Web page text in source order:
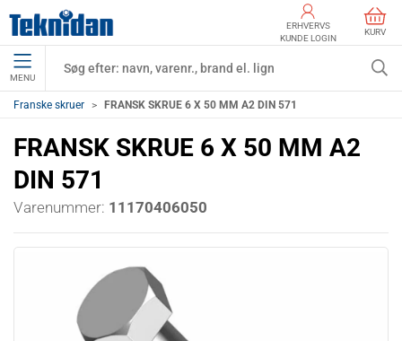
ERHVERVS
KUNDE LOGIN
KURV
MENU
Franske skruer FRANSK SKRUE 6 X 50 MM A2 DIN 571
FRANSK SKRUE 6 X 50 MM A2
DIN 571
Varenummer: 11170406050